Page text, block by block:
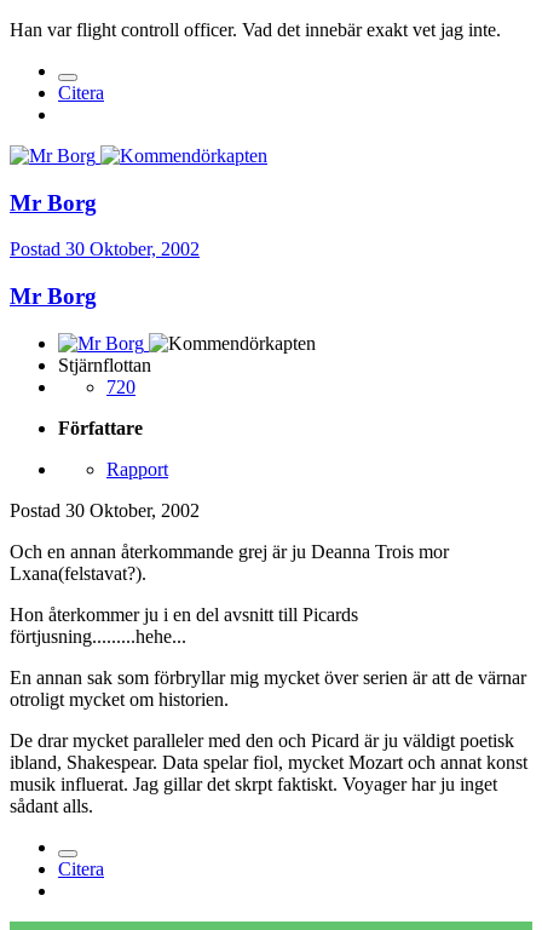
Han var flight controll officer. Vad det innebär exakt vet jag inte.
Citera
Mr Borg
Postad 30 Oktober, 2002
Mr Borg
Stjärnflottan
720
Författare
Rapport
Postad 30 Oktober, 2002
Och en annan återkommande grej är ju Deanna Trois mor
Lxana(felstavat?).
Hon återkommer ju i en del avsnitt till Picards
förtjusning.........hehe...
En annan sak som förbryllar mig mycket över serien är att de värnar
otroligt mycket om historien.
De drar mycket paralleler med den och Picard är ju väldigt poetisk
ibland, Shakespear. Data spelar fiol, mycket Mozart och annat konst
musik influerat. Jag gillar det skrpt faktiskt. Voyager har ju inget
sådant alls.
Citera